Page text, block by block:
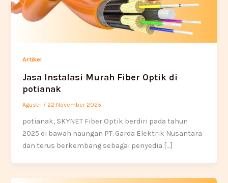
Artikel
Jasa Instalasi Murah Fiber Optik di
potianak
Agustri / 22 November 2025
potianak, SKYNET Fiber Optik berdiri pada tahun
2025 di bawah naungan PT. Garda Elektrik Nusantara
dan terus berkembang sebagai penyedia […]